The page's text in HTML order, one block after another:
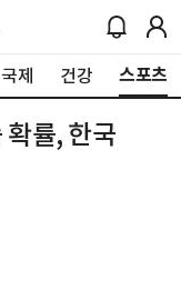
국제 건강 스포츠
확률, 한국